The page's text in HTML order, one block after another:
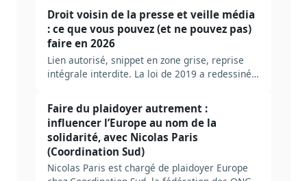
ACPR, Banque de France). Méthode complète
pour construire une veille AP finance en 2026,
avec autorités, sources et arbitrages
structurants.
Droit voisin de la presse et veille média
: ce que vous pouvez (et ne pouvez pas)
faire en 2026
Lien autorisé, snippet en zone grise, reprise
intégrale interdite. La loi de 2019 a redessiné
des règles, des risques et des bonnes
pratiques.
Faire du plaidoyer autrement :
influencer l’Europe au nom de la
solidarité, avec Nicolas Paris
(Coordination Sud)
Nicolas Paris est chargé de plaidoyer Europe